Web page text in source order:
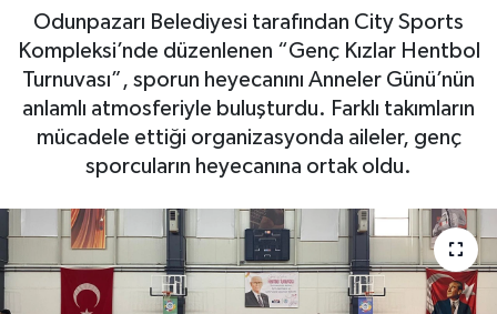
Odunpazarı Belediyesi tarafından City Sports
Kompleksi’nde düzenlenen “Genç Kızlar Hentbol
Turnuvası”, sporun heyecanını Anneler Günü’nün
anlamlı atmosferiyle buluşturdu. Farklı takımların
mücadele ettiği organizasyonda aileler, genç
sporcuların heyecanına ortak oldu.
Eğitim
Ekonomi
Sağlık
Resmi ilanlar
Tüm Manşetler
Son Dakika Haberleri
Haber Arşivi